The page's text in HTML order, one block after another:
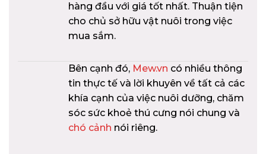
hàng đầu với giá tốt nhất. Thuận tiện
cho chủ sở hữu vật nuôi trong việc
mua sắm.
Bên cạnh đó, Mew.vn có nhiều thông
tin thực tế và lời khuyên về tất cả các
khía cạnh của việc nuôi dưỡng, chăm
sóc sức khoẻ thú cưng nói chung và
chó cảnh nói riêng.